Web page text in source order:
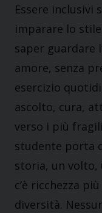
Essere inclusivi
imparare lo stile
saper guardare
amore, senza
esercizio
ascolto, cura,
verso i più
studente porta
storia, un volto,
c’è ricchezza
diversità.